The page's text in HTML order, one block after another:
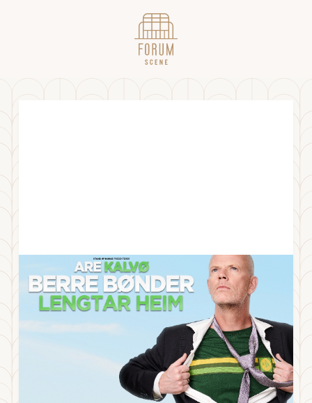
Are Kalvø - Berre Bønder Lengter Heim
LØRDAG 30. NOVEMBER 2024
19:00
Kl 18:00
ca. 75 min